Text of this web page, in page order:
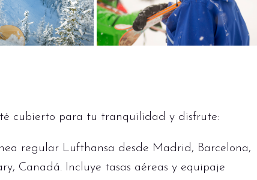
y estarás acompañado por guías expertos
de pista.
una aventura invernal cumplida.
cubierto para tu tranquilidad y disfrute:
regular Lufthansa desde Madrid, Barcelona,
Canadá. Incluye tasas aéreas y equipaje